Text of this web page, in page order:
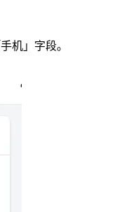
机」字段。